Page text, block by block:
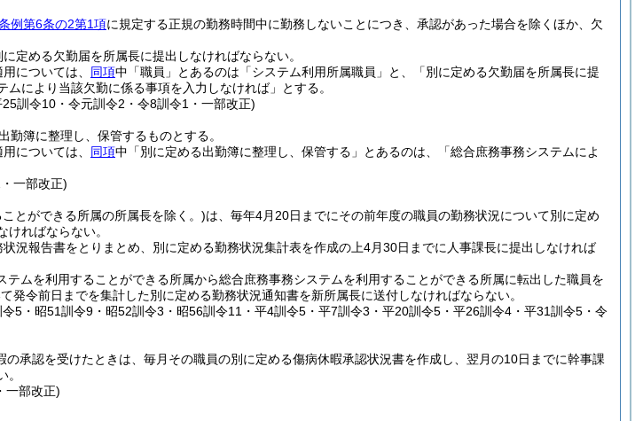
例第6条の2第1項に規定する正規の勤務時間中に勤務しないことにつき、承認があった場合を除くほか、欠
定める欠勤届を所属長に提出しなければならない。
については、 同項中「職員」とあるのは「システム利用所属職員」と、「別に定める欠勤届を所属長に提
により当該欠勤に係る事項を入力しなければ」とする。
訓令10・令元訓令2・令8訓令1・一部改正)
勤簿に整理し、保管するものとする。
については、 同項中「別に定める出勤簿に整理し、保管する」とあるのは、「総合庶務事務システムによ
一部改正)
とができる所属の所属長を除く。)は、毎年4月20日までにその前年度の職員の勤務状況について別に定め
ればならない。
況報告書をとりまとめ、別に定める勤務状況集計表を作成の上4月30日までに人事課長に提出しなければ
テムを利用することができる所属から総合庶務事務システムを利用することができる所属に転出した職員を
発令前日までを集計した別に定める勤務状況通知書を新所属長に送付しなければならない。
5・昭51訓令9・昭52訓令3・昭56訓令11・平4訓令5・平7訓令3・平20訓令5・平26訓令4・平31訓令5・令
の承認を受けたときは、毎月その職員の別に定める傷病休暇承認状況書を作成し、翌月の10日までに幹事課
一部改正)